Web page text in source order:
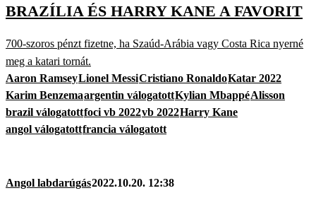
BRAZÍLIA ÉS HARRY KANE A FAVORIT
700-szoros pénzt fizetne, ha Szaúd-Arábia vagy Costa Rica nyerné
meg a katari tornát.
Aaron RamseyLionel MessiCristiano RonaldoKatar 2022
Karim Benzemaargentin válogatottKylian MbappéAlisson
brazil válogatottfoci vb 2022vb 2022Harry Kane
angol válogatottfrancia válogatott
Angol labdarúgás2022.10.20. 12:38